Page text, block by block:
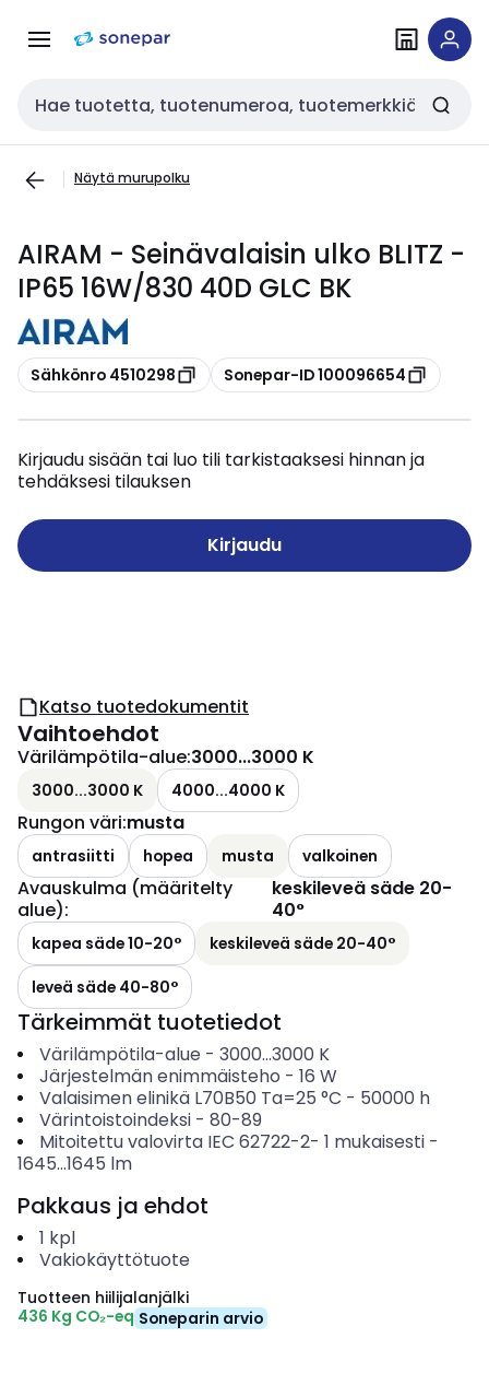
navigointiinsisältöön
Haku
Näytä murupolku
AIRAM - Seinävalaisin ulko BLITZ -
IP65 16W/830 40D GLC BK
Kopioi
Sähkönro 4510298 Kopioi
Sonepar-ID 100096654
Kirjaudu sisään tai luo tili tarkistaaksesi hinnan ja
tehdäksesi tilauksen
Kirjaudu
Katso tuotedokumentit
Vaihtoehdot
Värilämpötila-alue:3000...3000 K
3000...3000 K 4000...4000 K
Rungon väri:musta
antrasiitti hopea musta valkoinen
Avauskulma (määritelty
alue):
keskileveä säde 20-
40°
kapea säde 10-20°
keskileveä säde 20-40°
leveä säde 40-80°
Tärkeimmät tuotetiedot
Värilämpötila-alue - 3000...3000 K
Järjestelmän enimmäisteho - 16 W
Valaisimen elinikä L70B50 Ta=25 °C - 50000 h
Värintoistoindeksi- 80-89
Mitoitettu valovirta IEC 62722-2- 1 mukaisesti-
1645...1645 lm
Pakkaus ja ehdot
1 kpl
Vakiokäyttötuote
Tuotteen hiilijalanjälki
436 Kg CO₂-eq Soneparin arvio